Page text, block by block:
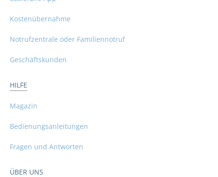
Kostenübernahme
Notrufzentrale oder Familiennotruf
Geschäftskunden
HILFE
Magazin
Bedienungsanleitungen
Fragen und Antworten
ÜBER UNS